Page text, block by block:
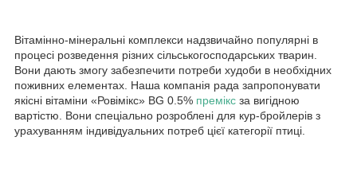
Вітамінно-мінеральні комплекси надзвичайно популярні в
процесі розведення різних сільськогосподарських тварин.
Вони дають змогу забезпечити потреби худоби в необхідних
поживних елементах. Наша компанія рада запропонувати
якісні вітаміни «Ровімікс» BG 0.5% премікс за вигідною
вартістю. Вони спеціально розроблені для кур-бройлерів з
урахуванням індивідуальних потреб цієї категорії птиці.